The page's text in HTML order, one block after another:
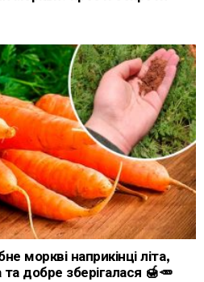
моркві наприкінці літа,
добре зберігалася 🍯🥕